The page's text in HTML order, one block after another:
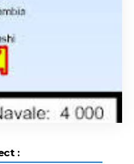
: